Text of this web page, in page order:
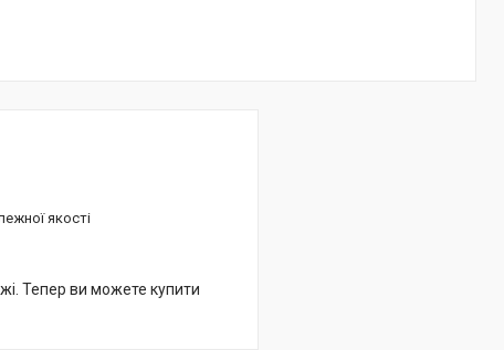
якості
Тепер ви можете купити